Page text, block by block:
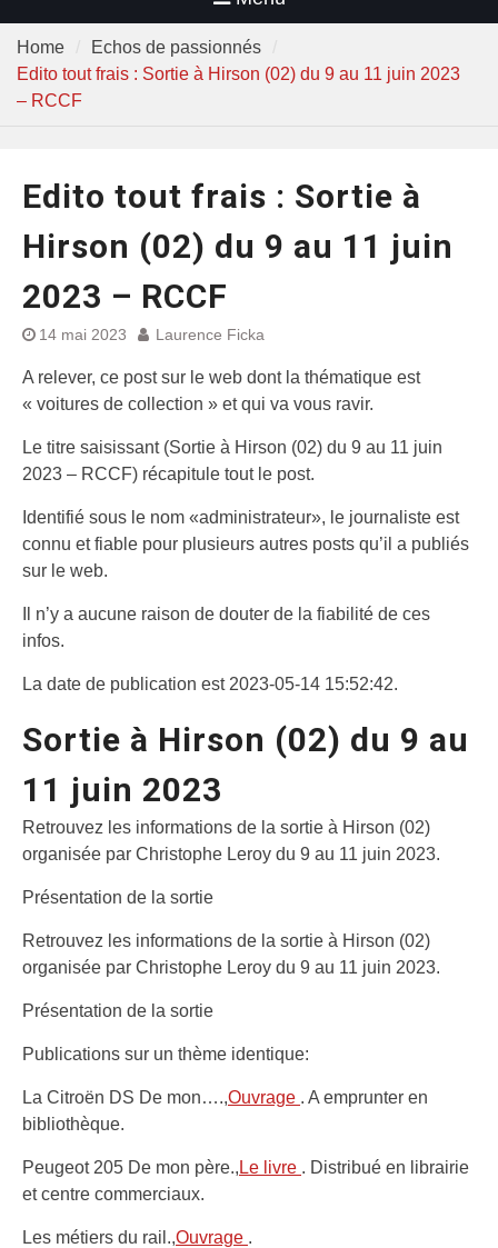
Home
Echos de passionnés
Edito tout frais : Sortie à Hirson (02) du 9 au 11 juin 2023
– RCCF
Edito tout frais : Sortie à
Hirson (02) du 9 au 11 juin
2023 – RCCF
14 mai 2023 Laurence Ficka
A relever, ce post sur le web dont la thématique est
« voitures de collection » et qui va vous ravir.
Le titre saisissant (Sortie à Hirson (02) du 9 au 11 juin
2023 – RCCF) récapitule tout le post.
Identifié sous le nom «administrateur», le journaliste est
connu et fiable pour plusieurs autres posts qu’il a publiés
sur le web.
Il n’y a aucune raison de douter de la fiabilité de ces
infos.
La date de publication est 2023-05-14 15:52:42.
Sortie à Hirson (02) du 9 au
11 juin 2023
Retrouvez les informations de la sortie à Hirson (02)
organisée par Christophe Leroy du 9 au 11 juin 2023.
Présentation de la sortie
Retrouvez les informations de la sortie à Hirson (02)
organisée par Christophe Leroy du 9 au 11 juin 2023.
Présentation de la sortie
Publications sur un thème identique:
La Citroën DS De mon….,Ouvrage . A emprunter en
bibliothèque.
Peugeot 205 De mon père., Le livre . Distribué en librairie
et centre commerciaux.
Les métiers du rail.,Ouvrage .